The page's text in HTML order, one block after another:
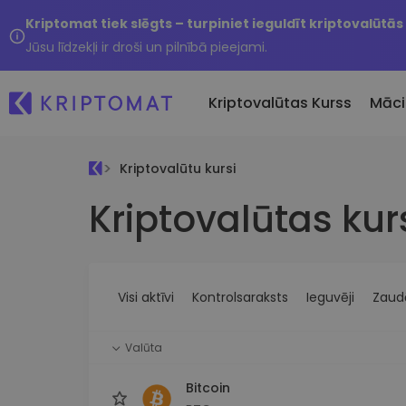
Kriptomat tiek slēgts – turpiniet ieguldīt kriptovalūtās
Jūsu līdzekļi ir droši un pilnībā pieejami.
Kriptovalūtas Kurss
Visas cenas
Vairāk nekā 300 kriptovalūtu Nesen
Pērciet vairāk nekā 300
kriptovalūtas
iespējas
Kriptovalūtu kursi
Kriptovalūtas
Visi aktīvi Kontrolsaraksts Ieguvēji
Valūta
Bitcoin